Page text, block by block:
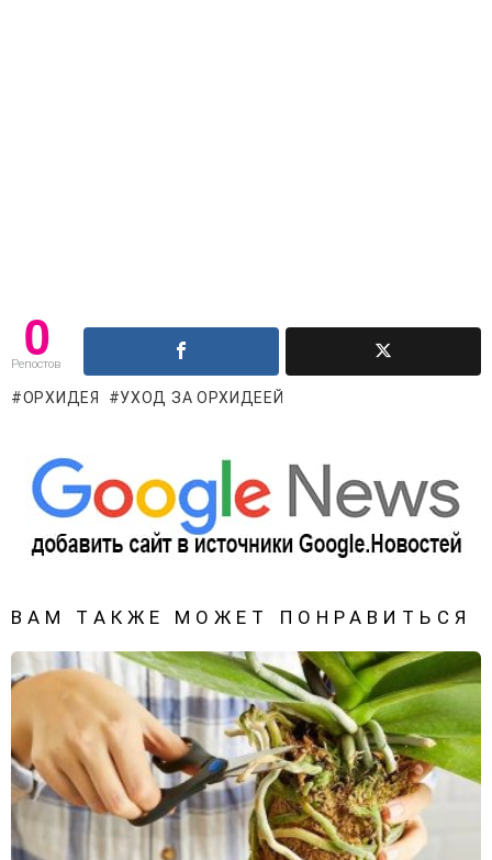
0
Репостов
ОРХИДЕЯ УХОД ЗА ОРХИДЕЕЙ
ВАМ ТАКЖЕ МОЖЕТ ПОНРАВИТЬСЯ